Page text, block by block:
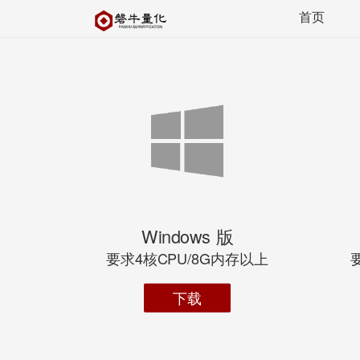
首页
Windows 版
要求4核CPU/8G内存以上
下载